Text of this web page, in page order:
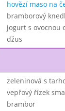
hovězí maso na
bramborový
jogurt s ovocnou
džus
zeleninová s
vepřový řízek
brambor